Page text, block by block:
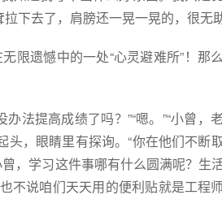
下去了，肩膀还一晃一晃的，很无
限遗憾中的一处“心灵避难所”！那
法提高成绩了吗？”“嗯。”“小曾，
，眼睛里有探询。“你在他们不断
，学习这件事哪有什么圆满呢？生
不说咱们天天用的便利贴就是工程